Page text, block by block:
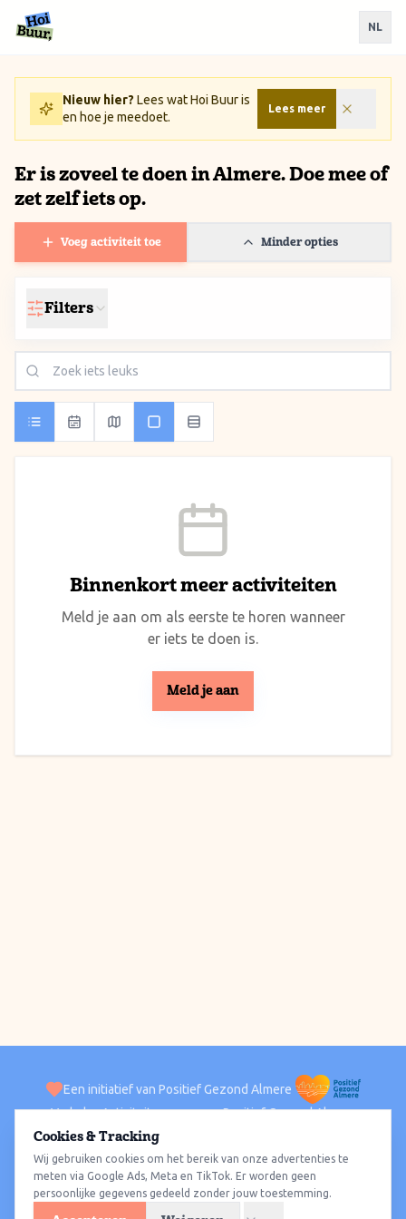
Ga naar inhoud / Skip to content
NL
Nieuw hier? Lees wat Hoi Buur is
en hoe je meedoet.
Lees meer
Er is zoveel te doen in Almere. Doe mee of
zet zelf iets op.
Voeg activiteit toe Minder opties
Filters
Binnenkort meer activiteiten
Meld je aan om als eerste te horen wanneer
er iets te doen is.
Meld je aan
Een initiatief van Positief Gezond Almere
VerhalenActiviteiten Positief Gezond Almere
ACTIVITEITEN PER WIJK
Alle wijkenAlmere HavenAlmere StadAlmere BuitenAlmere Poort
Almere HoutAlmere OosterwoldWat te doen
Cookies & Tracking
Wij gebruiken cookies om het bereik van onze advertenties te
meten via Google Ads, Meta en TikTok. Er worden geen
persoonlijke gegevens gedeeld zonder jouw toestemming.